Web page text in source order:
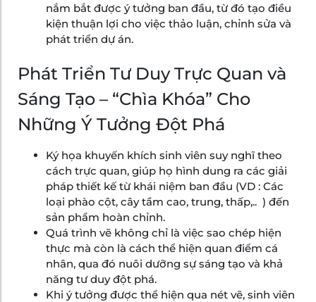
nắm bắt được ý tưởng ban đầu, từ đó tạo điều
kiện thuận lợi cho việc thảo luận, chỉnh sửa và
phát triển dự án.
Phát Triển Tư Duy Trực Quan và
Sáng Tạo – “Chìa Khóa” Cho
Những Ý Tưởng Đột Phá
Ký họa khuyến khích sinh viên suy nghĩ theo
cách trực quan, giúp họ hình dung ra các giải
pháp thiết kế từ khái niệm ban đầu (VD : Các
loại phào cột, cây tầm cao, trung, thấp,.. ) đến
sản phẩm hoàn chỉnh.
Quá trình vẽ không chỉ là việc sao chép hiện
thực mà còn là cách thể hiện quan điểm cá
nhân, qua đó nuôi dưỡng sự sáng tạo và khả
năng tư duy đột phá.
Khi ý tưởng được thể hiện qua nét vẽ, sinh viên